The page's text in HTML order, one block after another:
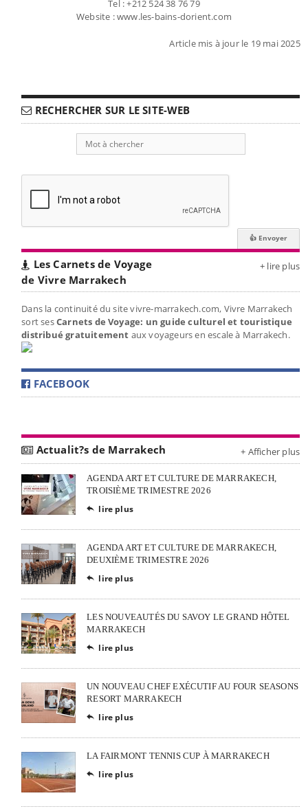
Tel : +212 524 38 76 79
Website : www.les-bains-dorient.com
Article mis à jour le 19 mai 2025
RECHERCHER SUR LE SITE-WEB
Les Carnets de Voyage
de Vivre Marrakech
+ lire plus
Dans la continuité du site vivre-marrakech.com, Vivre Marrakech
sort sesCarnets de Voyage: un guide culturel et touristique
distribué gratuitement aux voyageurs en escale à Marrakech.
FACEBOOK
Actualit?s de Marrakech + Afficher plus
AGENDA ART ET CULTURE DE MARRAKECH,
TROISIÈME TRIMESTRE 2026
 lire plus
AGENDA ART ET CULTURE DE MARRAKECH,
DEUXIÈME TRIMESTRE 2026
 lire plus
LES NOUVEAUTÉS DU SAVOY LE GRAND HÔTEL
MARRAKECH
 lire plus
UN NOUVEAU CHEF EXÉCUTIF AU FOUR SEASONS
RESORT MARRAKECH
 lire plus
LA FAIRMONT TENNIS CUP À MARRAKECH
 lire plus